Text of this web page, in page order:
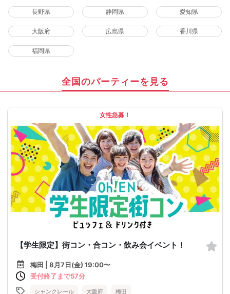
長野県 静岡県 愛知県
大阪府 広島県 香川県
福岡県
全国のパーティーを見る
女性急募！
【学生限定】街コン・合コン・飲み会イベント！
梅田 | 8月7日(金) 19:00〜
受付終了まで57分
シャンクレール 大阪府 梅田